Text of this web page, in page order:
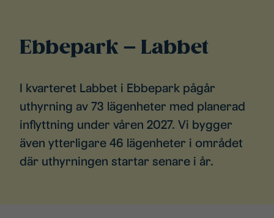
Ebbepark – Labbet
I kvarteret Labbet i Ebbepark pågår
uthyrning av 73 lägenheter med planerad
inflyttning under våren 2027. Vi bygger
även ytterligare 46 lägenheter i området
där uthyrningen startar senare i år.